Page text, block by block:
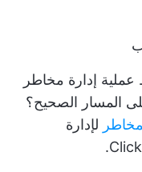
إدارة مخاطر
المسار الصحيح؟
لإدارة